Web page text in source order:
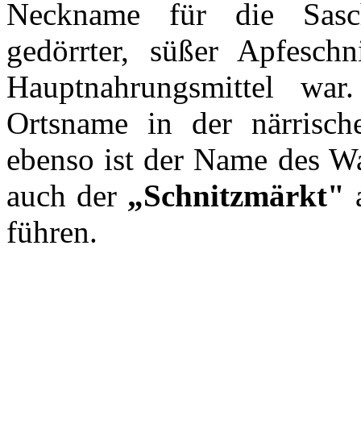
Neckname für die
gedörrter, süßer
Hauptnahrungsmittel
Ortsname in der
ebenso ist der Name des
auch der „Schnitzmärkt"
führen.